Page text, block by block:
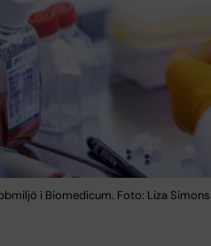
i Biomedicum. Foto: Liza